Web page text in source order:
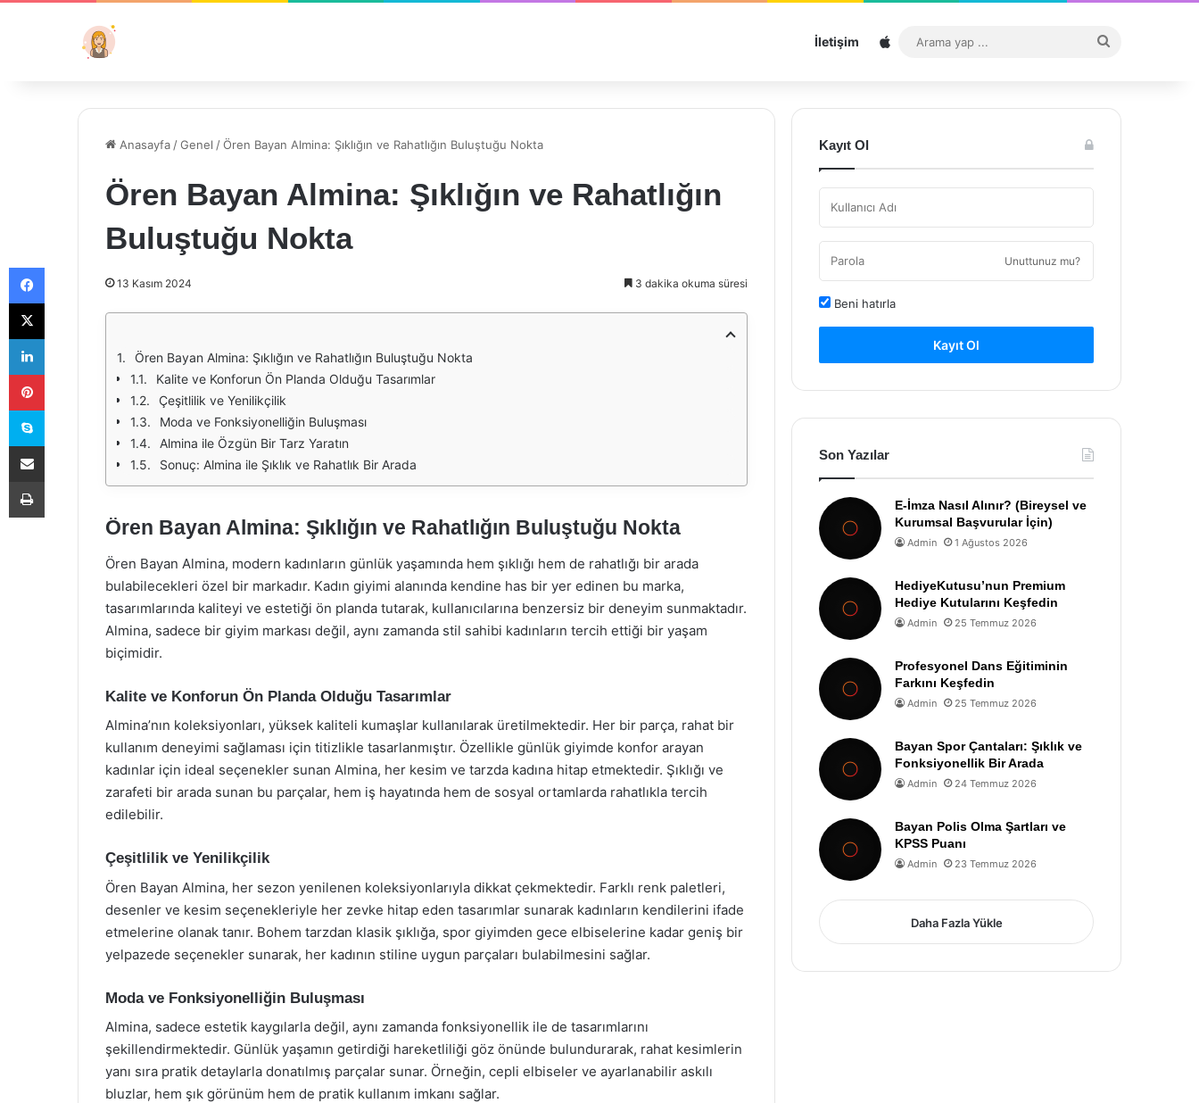
İletişim Sitemap
...
Anasayfa /Genel /Ören Bayan Almina: Şıklığın ve Rahatlığın Buluştuğu Nokta
Ören Bayan Almina: Şıklığın ve Rahatlığın
Buluştuğu Nokta
13 Kasım 2024 3 dakika okuma süresi
Ören Bayan Almina: Şıklığın ve Rahatlığın Buluştuğu Nokta
Kalite ve Konforun Ön Planda Olduğu Tasarımlar
Çeşitlilik ve Yenilikçilik
Moda ve Fonksiyonelliğin Buluşması
Almina ile Özgün Bir Tarz Yaratın
Sonuç: Almina ile Şıklık ve Rahatlık Bir Arada
Ören Bayan Almina: Şıklığın ve Rahatlığın Buluştuğu Nokta
Ören Bayan Almina, modern kadınların günlük yaşamında hem şıklığı hem de rahatlığı bir arada
bulabilecekleri özel bir markadır. Kadın giyimi alanında kendine has bir yer edinen bu marka,
tasarımlarında kaliteyi ve estetiği ön planda tutarak, kullanıcılarına benzersiz bir deneyim sunmaktadır.
Almina, sadece bir giyim markası değil, aynı zamanda stil sahibi kadınların tercih ettiği bir yaşam
biçimidir.
Kalite ve Konforun Ön Planda Olduğu Tasarımlar
Almina’nın koleksiyonları, yüksek kaliteli kumaşlar kullanılarak üretilmektedir. Her bir parça, rahat bir
kullanım deneyimi sağlaması için titizlikle tasarlanmıştır. Özellikle günlük giyimde konfor arayan
kadınlar için ideal seçenekler sunan Almina, her kesim ve tarzda kadına hitap etmektedir. Şıklığı ve
zarafeti bir arada sunan bu parçalar, hem iş hayatında hem de sosyal ortamlarda rahatlıkla tercih
edilebilir.
Çeşitlilik ve Yenilikçilik
Ören Bayan Almina, her sezon yenilenen koleksiyonlarıyla dikkat çekmektedir. Farklı renk paletleri,
desenler ve kesim seçenekleriyle her zevke hitap eden tasarımlar sunarak kadınların kendilerini ifade
etmelerine olanak tanır. Bohem tarzdan klasik şıklığa, spor giyimden gece elbiselerine kadar geniş bir
yelpazede seçenekler sunarak, her kadının stiline uygun parçaları bulabilmesini sağlar.
Moda ve Fonksiyonelliğin Buluşması
Almina, sadece estetik kaygılarla değil, aynı zamanda fonksiyonellik ile de tasarımlarını
şekillendirmektedir. Günlük yaşamın getirdiği hareketliliği göz önünde bulundurarak, rahat kesimlerin
yanı sıra pratik detaylarla donatılmış parçalar sunar. Örneğin, cepli elbiseler ve ayarlanabilir askılı
bluzlar, hem şık görünüm hem de pratik kullanım imkanı sağlar.
Kayıt Ol
Unuttunuz mu?
Beni hatırla
Kayıt Ol
Son Yazılar
E-İmza Nasıl Alınır? (Bireysel ve
Kurumsal Başvurular İçin)
Admin 1 Ağustos 2026
HediyeKutusu’nun Premium
Hediye Kutularını Keşfedin
Admin 25 Temmuz 2026
Profesyonel Dans Eğitiminin
Farkını Keşfedin
Admin 25 Temmuz 2026
Bayan Spor Çantaları: Şıklık ve
Fonksiyonellik Bir Arada
Admin 24 Temmuz 2026
Bayan Polis Olma Şartları ve
KPSS Puanı
Admin 23 Temmuz 2026
Daha Fazla Yükle
Facebook
X
LinkedIn
Pinterest
Skype
E-Posta ile paylaş